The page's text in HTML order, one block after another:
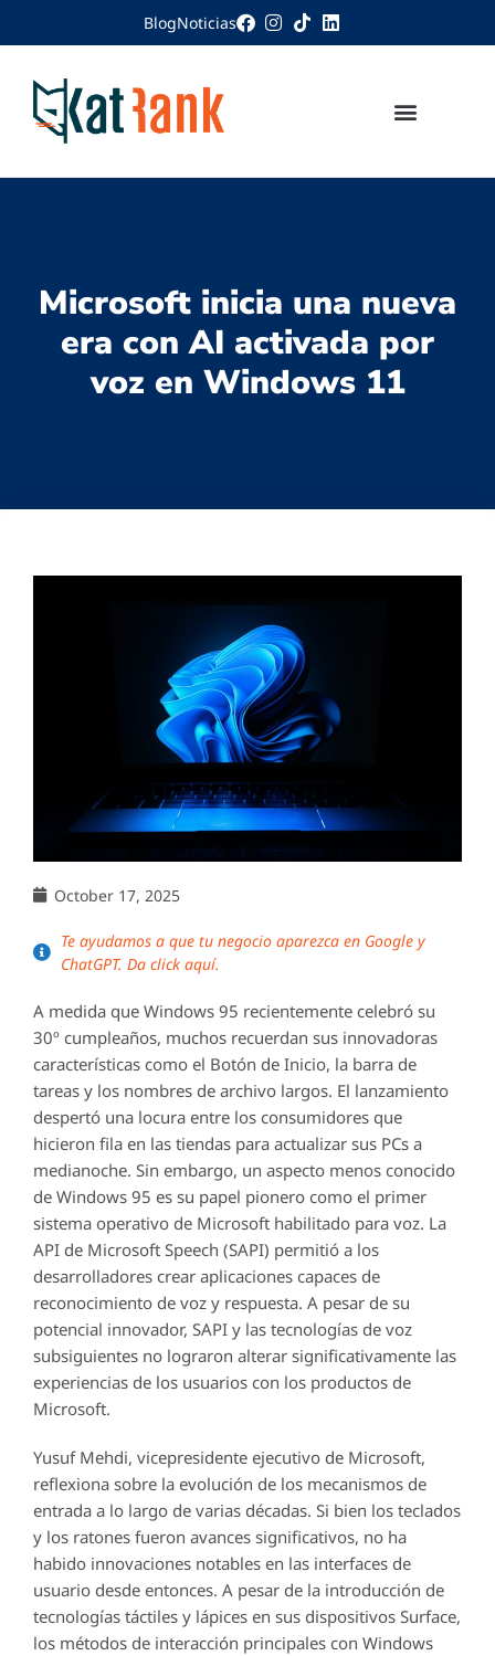
BlogNoticias
Microsoft inicia una nueva
era con AI activada por
voz en Windows 11
October 17, 2025
Te ayudamos a que tu negocio aparezca en Google y
ChatGPT. Da click aquí.
A medida que Windows 95 recientemente celebró su
30º cumpleaños, muchos recuerdan sus innovadoras
características como el Botón de Inicio, la barra de
tareas y los nombres de archivo largos. El lanzamiento
despertó una locura entre los consumidores que
hicieron fila en las tiendas para actualizar sus PCs a
medianoche. Sin embargo, un aspecto menos conocido
de Windows 95 es su papel pionero como el primer
sistema operativo de Microsoft habilitado para voz. La
API de Microsoft Speech (SAPI) permitió a los
desarrolladores crear aplicaciones capaces de
reconocimiento de voz y respuesta. A pesar de su
potencial innovador, SAPI y las tecnologías de voz
subsiguientes no lograron alterar significativamente las
experiencias de los usuarios con los productos de
Microsoft.
Yusuf Mehdi, vicepresidente ejecutivo de Microsoft,
reflexiona sobre la evolución de los mecanismos de
entrada a lo largo de varias décadas. Si bien los teclados
y los ratones fueron avances significativos, no ha
habido innovaciones notables en las interfaces de
usuario desde entonces. A pesar de la introducción de
tecnologías táctiles y lápices en sus dispositivos Surface,
los métodos de interacción principales con Windows